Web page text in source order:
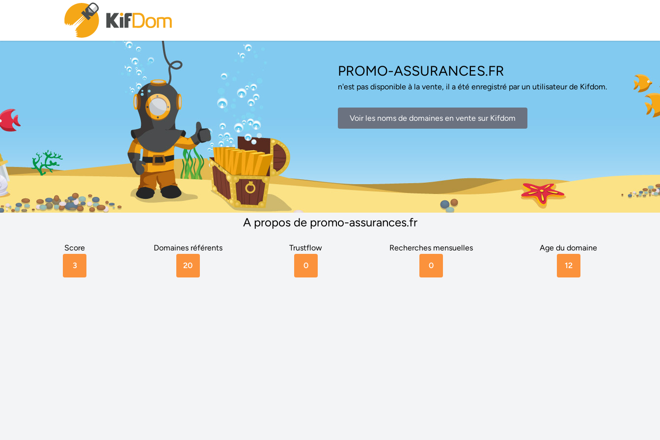
PROMO-ASSURANCES.FR
n'est pas disponible à la vente, il a été enregistré par un utilisateur de Kifdom.
Voir les noms de domaines en vente sur Kifdom
A propos de promo-assurances.fr
Score
3
Domaines référents
20
Trustflow
0
Recherches mensuelles
0
Age du domaine
12